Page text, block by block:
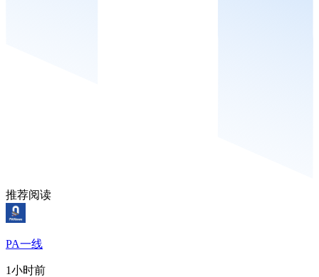
推荐阅读
PA一线
1小时前